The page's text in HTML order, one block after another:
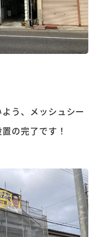
う、メッシュシー
の完了です！